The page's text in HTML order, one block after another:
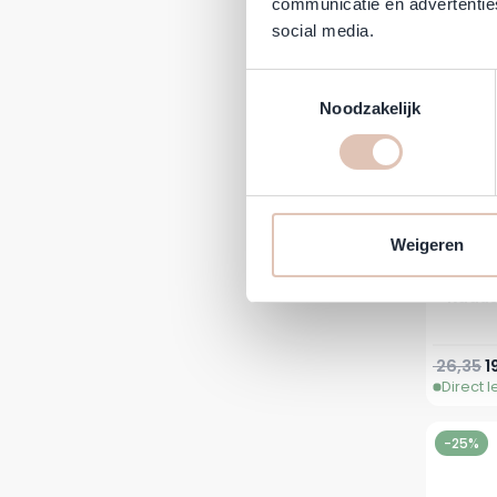
social media.
Noodzakelijk
Weigeren
-25%
Normale
26,35
Direct
-25%